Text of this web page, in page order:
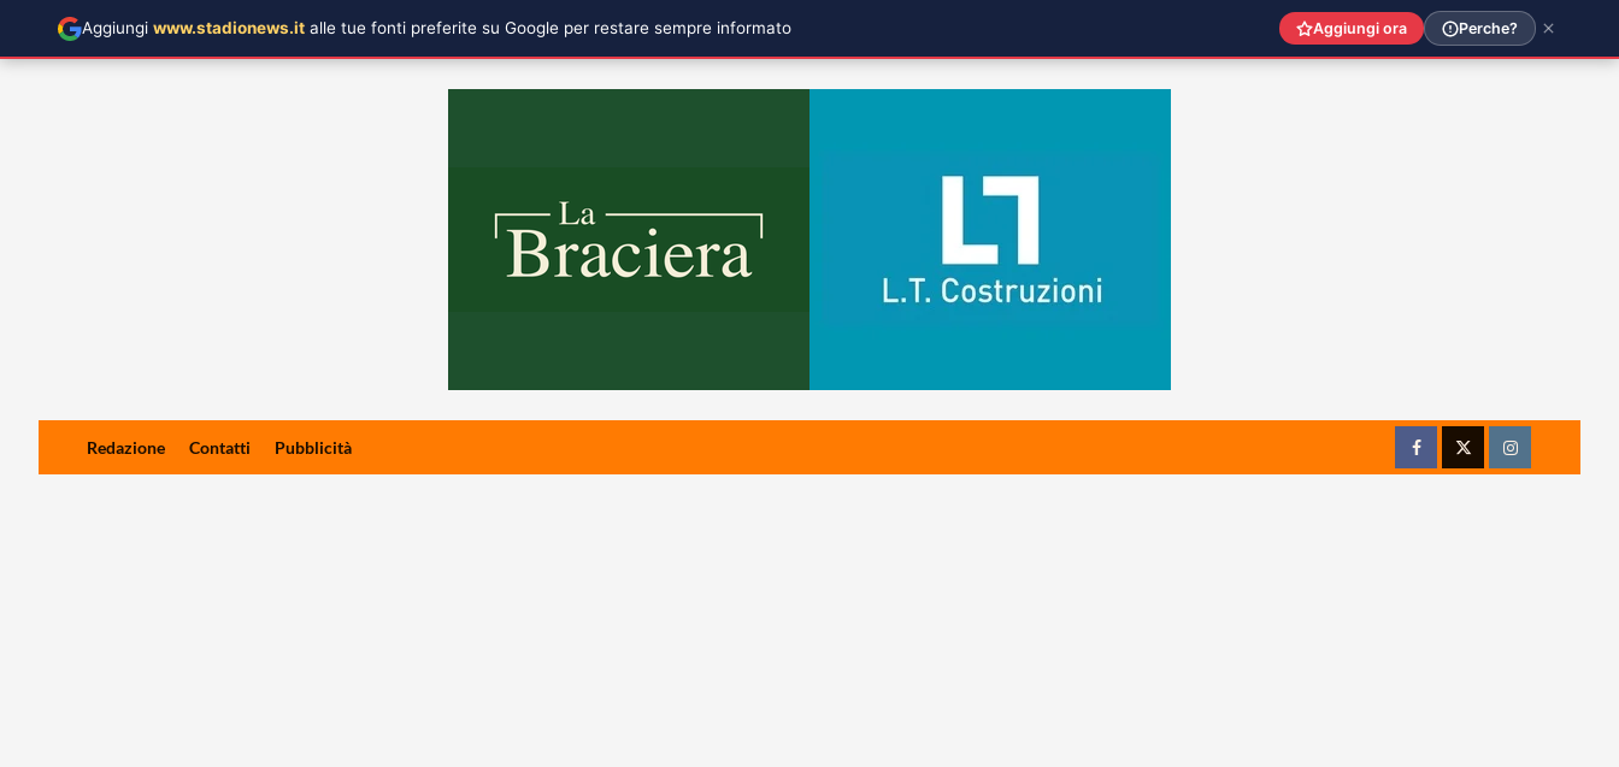
Redazione Contatti Pubblicità
FacebookTwitterInstagram
Aggiungi www.stadionews.it alle tue fonti preferite su Google per restare sempre informato Aggiungi ora Perche?